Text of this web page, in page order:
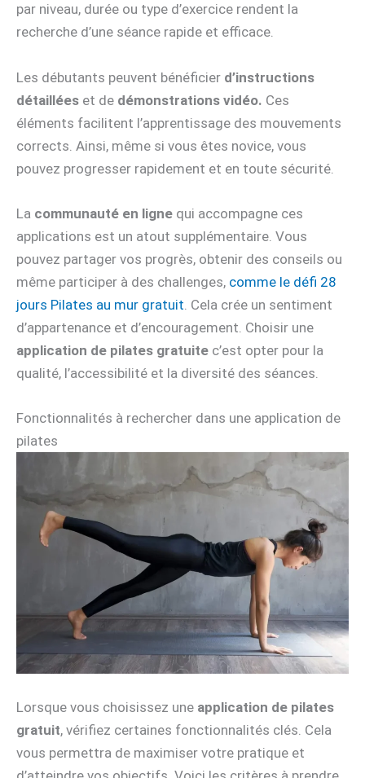
par niveau, durée ou type d’exercice rendent la
recherche d’une séance rapide et efficace.
Les débutants peuvent bénéficier d’instructions
détaillées et de démonstrations vidéo. Ces
éléments facilitent l’apprentissage des mouvements
corrects. Ainsi, même si vous êtes novice, vous
pouvez progresser rapidement et en toute sécurité.
La communauté en ligne qui accompagne ces
applications est un atout supplémentaire. Vous
pouvez partager vos progrès, obtenir des conseils ou
même participer à des challenges, comme le défi 28
jours Pilates au mur gratuit . Cela crée un sentiment
d’appartenance et d’encouragement. Choisir une
application de pilates gratuite c’est opter pour la
qualité, l’accessibilité et la diversité des séances.
Fonctionnalités à rechercher dans une application de
pilates
Lorsque vous choisissez une application de pilates
gratuit, vérifiez certaines fonctionnalités clés. Cela
vous permettra de maximiser votre pratique et